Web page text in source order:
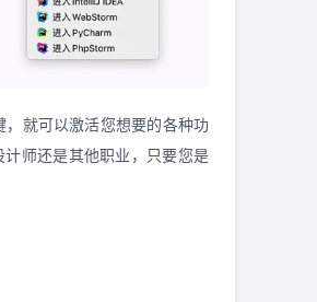
就可以激活您想要的各种功
师还是其他职业，只要您是